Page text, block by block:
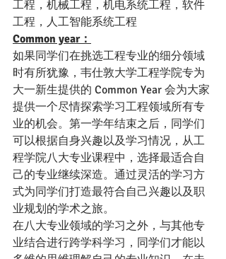
工程，机械工程，机电系统工程，软件
工程，人工智能系统工程
Common year：
如果同学们在挑选工程专业的细分领域
时有所犹豫，韦仕敦大学工程学院专为
大一新生提供的 Common Year 会为大家
提供一个尽情探索学习工程领域所有专
业的机会。第一学年结束之后，同学们
可以根据自身兴趣以及学习情况，从工
程学院八大专业课程中，选择最适合自
己的专业继续深造。通过灵活的学习方
式为同学们打造最符合自己兴趣以及职
业规划的学术之旅。
在八大专业领域的学习之外，与其他专
业结合进行跨学科学习，同学们才能以